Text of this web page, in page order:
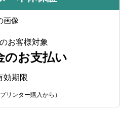
お客様対象
のお支払い
効期限
プリンター購入から）